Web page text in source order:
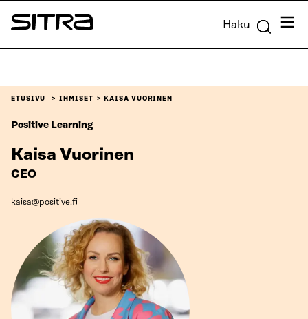
Siirry
suoraan
Sitra Haku
ETUSIVU IHMISET KAISA VUORINEN
Positive Learning
Kaisa Vuorinen
CEO
kaisa@positive.fi